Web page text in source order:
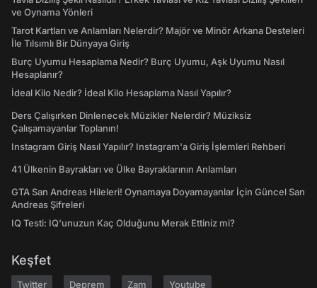
ve Oynama Yönleri
Tarot Kartları ve Anlamları Nelerdir? Majör ve Minör Arkana Desteleri
İle Tılsımlı Bir Dünyaya Giriş
Burç Uyumu Hesaplama Nedir? Burç Uyumu, Aşk Uyumu Nasıl
Hesaplanır?
İdeal Kilo Nedir? İdeal Kilo Hesaplama Nasıl Yapılır?
Ders Çalışırken Dinlenecek Müzikler Nelerdir? Müziksiz
Çalışamayanlar Toplanın!
Instagram Giriş Nasıl Yapılır? Instagram'a Giriş İşlemleri Rehberi
41 Ülkenin Bayrakları ve Ülke Bayraklarının Anlamları
GTA San Andreas Hileleri! Oynamaya Doyamayanlar İçin Güncel San
Andreas Şifreleri
IQ Testi: IQ'unuzun Kaç Olduğunu Merak Ettiniz mi?
Keşfet
Twitter Deprem Zam Youtube